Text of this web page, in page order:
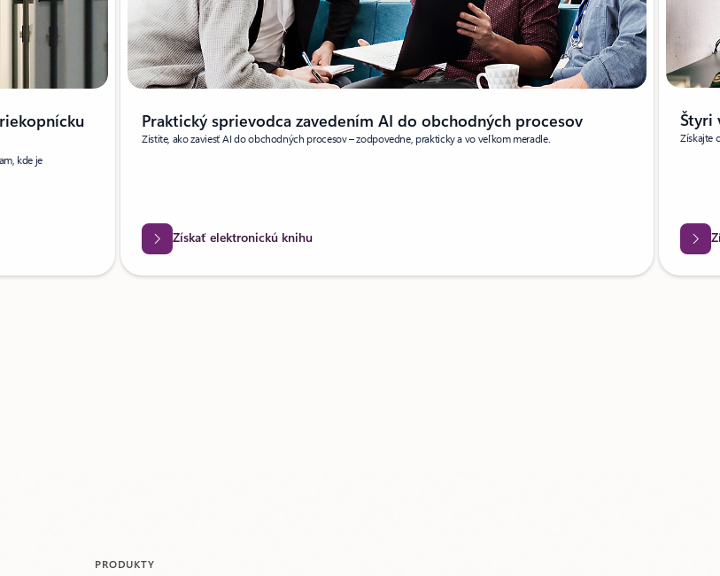
kde je
Praktický sprievodca zavedením AI do obchodných procesov
Zistite, ako zaviesť AI do obchodných procesov – zodpovedne, prakticky a vo veľkom meradle.
Získať elektronickú knihu
Štyri
Získajte
PRODUKTY